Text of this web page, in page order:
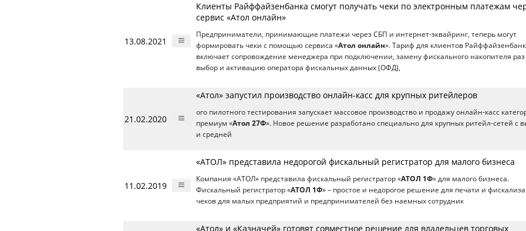
13.08.2021
Клиенты Райффайзенбанка смогут получать чеки по электронным платежам
сервис «Атол онлайн»
Предприниматели, принимающие платежи через СБП и интернет-эквайринг, теперь могут
формировать чеки с помощью сервиса «Атол онлайн». Тариф для клиентов
включает сопровождение менеджера при подключении, замену фискального накопителя раз
выбор и активацию оператора фискальных данных (ОФД),
21.02.2020
«Атол» запустил производство онлайн-касс для крупных ритейлеров
ого пилотного тестирования запускает массовое производство и продажу онлайн-касс
премиум «Атол 27Ф». Новое решение разработано специально для крупных ритейл-сетей с
и средней
11.02.2019
«АТОЛ» представила недорогой фискальный регистратор для малого бизнеса
Компания «АТОЛ» представила фискальный регистратор «АТОЛ 1Ф» для малого бизнеса.
Фискальный регистратор «АТОЛ 1Ф» – простое и недорогое решение для печати и
чеков для малых предприятий и предпринимателей без наемных сотрудник
«Атол» и «Казначей» готовят совместное решение для владельцев торговых